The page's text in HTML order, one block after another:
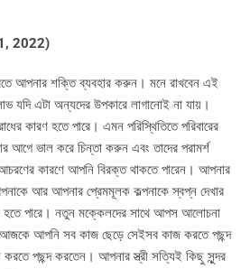
2022)
আপনার শক্তি ব্যবহার করুন। মনে রাখবেন এই
যদি এটা অন্যদের উপকারে লাগানোই না যায়।
কারণ হতে পারে। এমন পরিস্থিতিতে পরিবারের
আগে ভাল করে চিন্তা করুন এবং তাদের পরামর্শ
কারণে আপনি বিরক্ত থাকতে পারেন। আপনার
আর আপনার প্রেমমূলক কল্পনাকে স্বপ্ন দেখার
পারে। নতুন মক্কেলদের সাথে আপস আলোচনা
আপনি সব কাজ ছেড়ে সেইসব কাজ করতে পছন্দ
পছন্দ করতেন। আপনার স্ত্রী সত্যিই কিছু সুন্দর